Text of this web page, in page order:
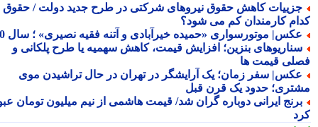
کاهش حقوق نیروهای شرکتی در طرح جدید دولت / حقوق
کارمندان کم می شود؟
موتورسواری «حمیده خیرآبادی و آتنه فقیه نصیری» ؛ سال 70
بنزین؛ افزایش قیمت، کاهش سهمیه یا طرح پلکانی و
قیمت ها
سفر زمان؛ یک آرایشگر در تهران در حال تراشیدن موی
حدود یک قرن قبل
ایرانی دوباره گران شد/ قیمت هاشمی از نیم میلیون تومان عبور